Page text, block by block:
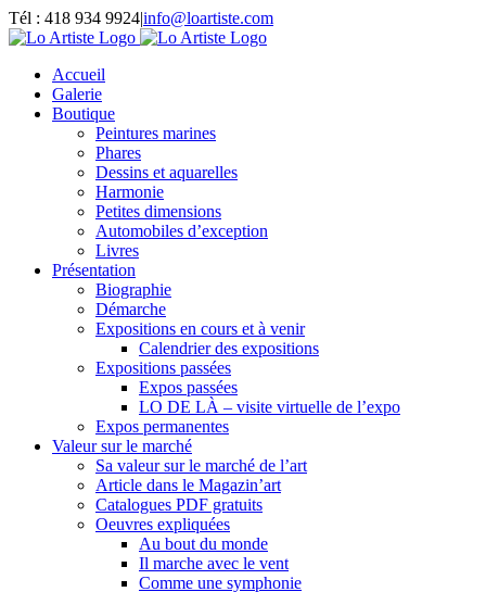
Passer
au
Tél : 418 934 9924|info@loartiste.com
Facebook
Instagram
Email
Pinterest
YouTube
Accueil
Galerie
Boutique
Peintures marines
Phares
Dessins et aquarelles
Harmonie
Petites dimensions
Automobiles d’exception
Livres
Présentation
Biographie
Démarche
Expositions en cours et à venir
Calendrier des expositions
Expositions passées
Expos passées
LO DE LÀ – visite virtuelle de l’expo
Expos permanentes
Valeur sur le marché
Sa valeur sur le marché de l’art
Article dans le Magazin’art
Catalogues PDF gratuits
Oeuvres expliquées
Au bout du monde
Il marche avec le vent
Comme une symphonie